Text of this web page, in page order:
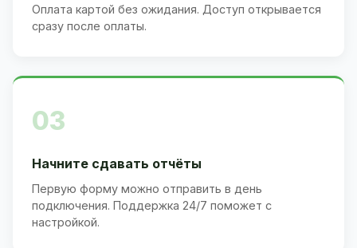
Оплата картой без ожидания. Доступ открывается
сразу после оплаты.
03
Начните сдавать отчёты
Первую форму можно отправить в день
подключения. Поддержка 24/7 поможет с
настройкой.